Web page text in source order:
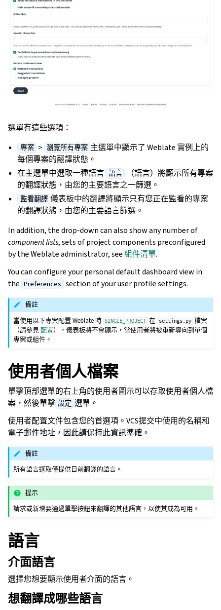
選單有這些選項：
專案 > 瀏覽所有專案 主選單中顯示了 Weblate 實例上的
每個專案的翻譯狀態。
在主選單中選取一種語言 語言 （語言）將顯示所有專案
的翻譯狀態，由您的主要語言之一篩選。
監看翻譯 儀表板中的翻譯將顯示只有您正在監看的專案
的翻譯狀態，由您的主要語言篩選。
In addition, the drop-down can also show any number of
component lists, sets of project components preconfigured
by the Weblate administrator, see組件清單.
You can configure your personal default dashboard view in
the Preferences section of your user profile settings.
備註
當使用以下專案配置 Weblate 時 SINGLE_PROJECT 在 settings.py 檔案
（請參見配置），儀表板將不會顯示，當使用者將被重新導向到單個
專案或組件。
使用者個人檔案
單擊頂部選單的右上角的使用者圖示可以存取使用者個人檔
案，然後單擊 設定 選單。
使用者配置文件包含您的首選項。VCS提交中使用的名稱和
電子郵件地址，因此請保持此資訊準確。
備註
所有語言選取僅提供目前翻譯的語言。
提示
請求或新增要通過單擊按鈕來翻譯的其他語言，以使其成為可用。
語言
介面語言
選擇您想要顯示使用者介面的語言。
想翻譯成哪些語言